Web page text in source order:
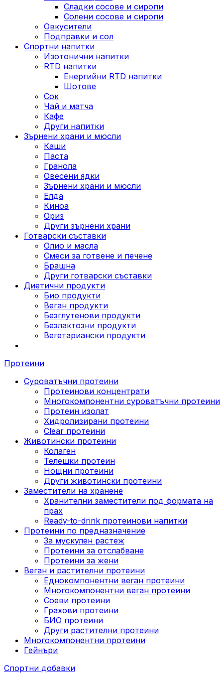
Сладки сосове и сиропи
Солени сосове и сиропи
Овкусители
Подправки и сол
Спортни напитки
Изотонични напитки
RTD напитки
Енергийни RTD напитки
Шотове
Сок
Чай и матча
Кафе
Други напитки
Зърнени храни и мюсли
Каши
Паста
Гранола
Овесени ядки
Зърнени храни и мюсли
Елда
Киноа
Ориз
Други зърнени храни
Готварски съставки
Олио и масла
Смеси за готвене и печене
Брашна
Други готварски съставки
Диетични продукти
Био продукти
Веган продукти
Безглутенови продукти
Безлактозни продукти
Вегетариански продукти
Протеини
Суроватъчни протеини
Протеинови концентрати
Многокомпонентни суроватъчни протеини
Протеин изолат
Хидролизирани протеини
Clear протеини
Животински протеини
Колаген
Телешки протеин
Нощни протеини
Други животински протеини
Заместители на хранене
Хранителни заместители под формата на
прах
Ready-to-drink протеинови напитки
Протеини по предназначение
За мускулен растеж
Протеини за отслабване
Протеини за жени
Веган и растителни протеини
Еднокомпонентни веган протеини
Многокомпонентни веган протеини
Соеви протеини
Грахови протеини
БИО протеини
Други растителни протеини
Многокомпонентни протеини
Гейнъри
Спортни добавки